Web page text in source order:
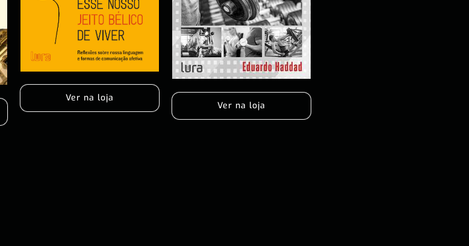
Ver na loja
Ver na loja